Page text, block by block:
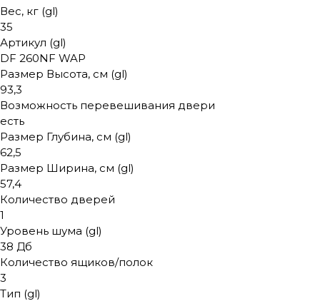
Вес, кг (gl)
35
Артикул (gl)
DF 260NF WAP
Размер Высота, см (gl)
93,3
Возможность перевешивания двери
есть
Размер Глубина, см (gl)
62,5
Размер Ширина, см (gl)
57,4
Количество дверей
1
Уровень шума (gl)
38 Дб
Количество ящиков/полок
3
Тип (gl)